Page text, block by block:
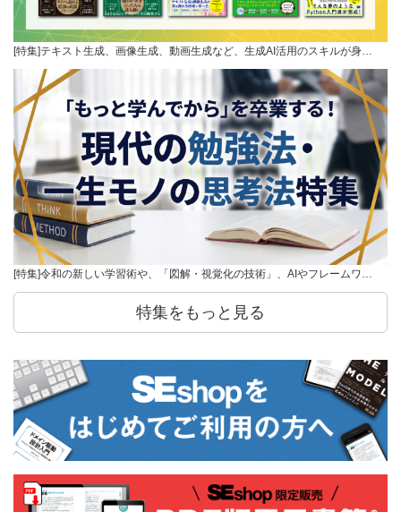
[特集]テキスト生成、画像生成、動画生成など、生成AI活用のスキルが身…
[特集]令和の新しい学習術や、「図解・視覚化の技術」、AIやフレームワ…
特集をもっと見る